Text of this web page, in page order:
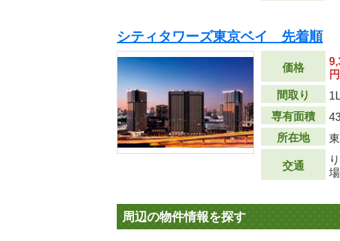
シティタワーズ東京ベイ 先着順
価格
円
間取り
専有面積
所在地
交通
周辺の物件情報を探す